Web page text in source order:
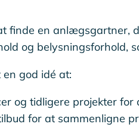
finde en anlægsgartner,
og belysningsforhold,
god idé at:
og tidligere projekter
for at sammenligne